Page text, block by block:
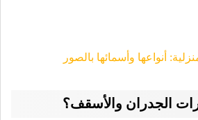
أنواعها وأسمائها بالصور
الجدران والأسقف؟